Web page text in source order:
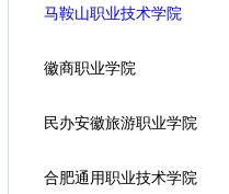
马鞍山职业技术学院
徽商职业学院
民办安徽旅游职业学院
合肥通用职业技术学院